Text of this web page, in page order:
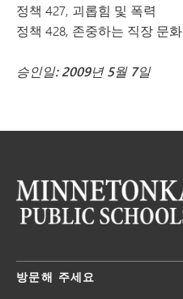
정책 427, 괴롭힘 및 폭력
정책 428, 존중하는 직장 문
승인일: 2009년 5월 7일
방문해 주세요